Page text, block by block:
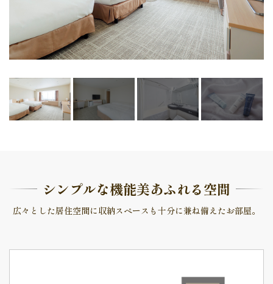
シンプルな機能美あふれる空間
広々とした居住空間に収納スペースも十分に兼ね備えたお部屋。